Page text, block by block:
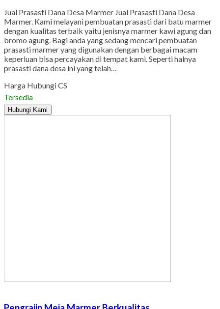
Jual Prasasti Dana Desa Marmer Jual Prasasti Dana Desa
Marmer. Kami melayani pembuatan prasasti dari batu marmer
dengan kualitas terbaik yaitu jenisnya marmer kawi agung dan
bromo agung. Bagi anda yang sedang mencari pembuatan
prasasti marmer yang digunakan dengan berbagai macam
keperluan bisa percayakan di tempat kami. Seperti halnya
prasasti dana desa ini yang telah…
Harga Hubungi CS
Tersedia
Hubungi Kami